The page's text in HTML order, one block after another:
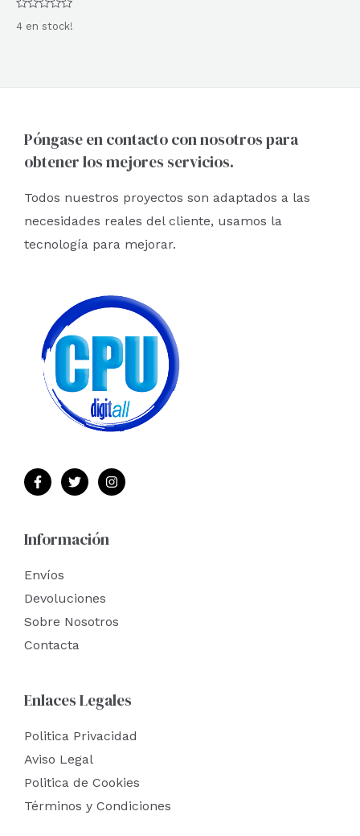
con
4 en stock!
Póngase en contacto con nosotros para
obtener los mejores servicios.
Todos nuestros proyectos son adaptados a las
necesidades reales del cliente, usamos la
tecnología para mejorar.
Información
Envíos
Devoluciones
Sobre Nosotros
Contacta
Enlaces Legales
Politica Privacidad
Aviso Legal
Politica de Cookies
Términos y Condiciones